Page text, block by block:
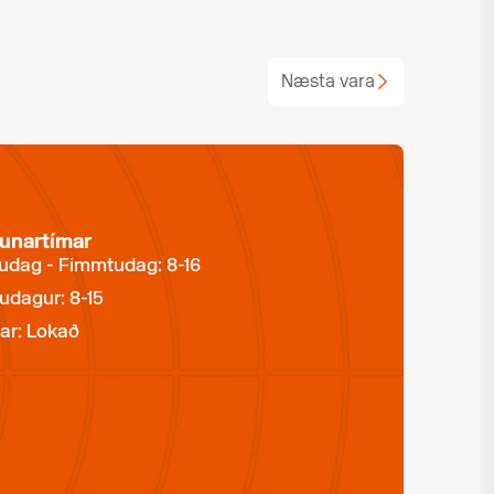
Næsta vara
- Fimmtudag: 8-16
8-15
Lokað